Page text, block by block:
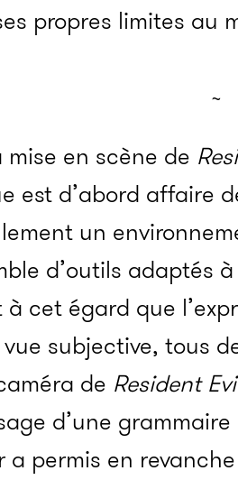
propres limites au
~
mise en scène de
est d’abord affaire
un
d’outils adaptés
à cet égard que
subjective, tous
de Resident
d’une
a permis en